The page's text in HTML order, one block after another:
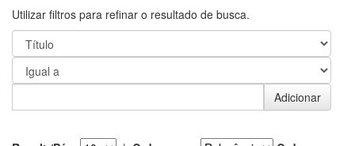
Utilizar filtros para refinar o resultado de busca.